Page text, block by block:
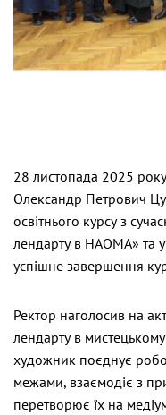
28 листопада 2025
Олександр Петрович
освітнього курсу з
лендарту в НАОМА» та
успішне завершення
Ректор наголосив на
лендарту в
художник поєднує
межами, взаємодіє з
перетворює їх на